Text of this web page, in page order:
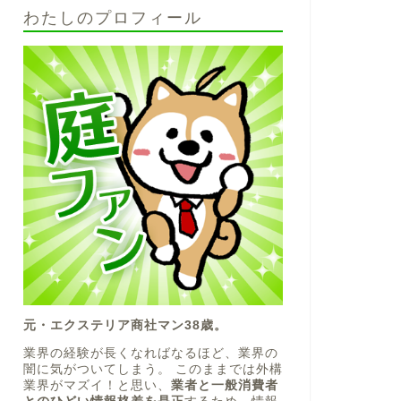
わたしのプロフィール
元・エクステリア商社マン38歳。
業界の経験が長くなればなるほど、業界の
闇に気がついてしまう。 このままでは外構
業界がマズイ！と思い、 業者と一般消費者